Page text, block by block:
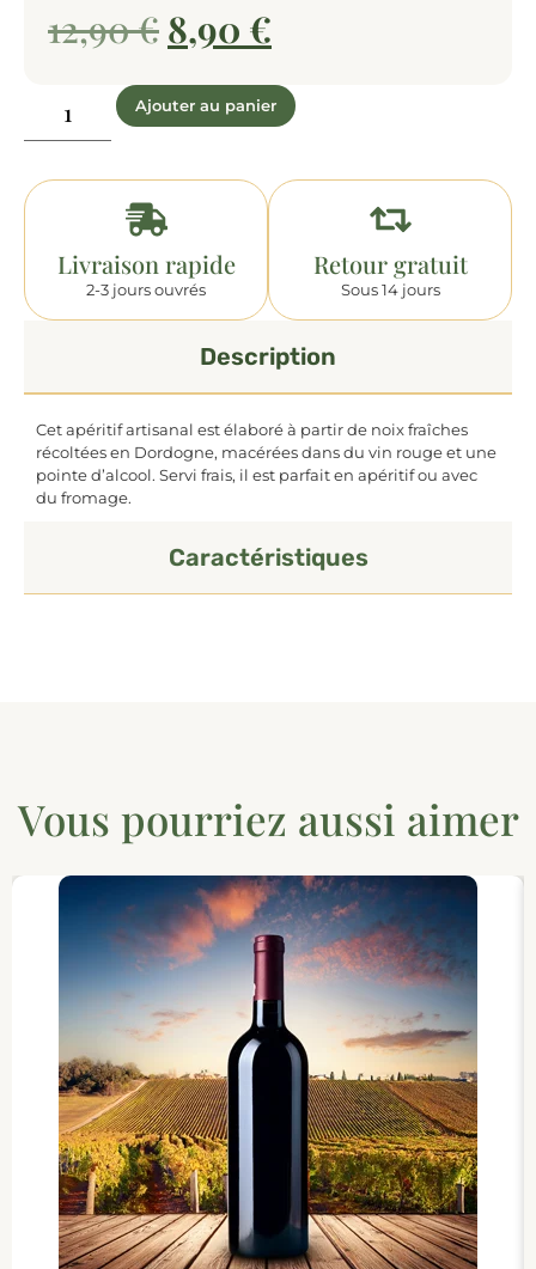
12,90€ 8,90 €
Ajouter au panier
Livraison rapide
2-3 jours ouvrés
Retour gratuit
Sous 14 jours
Description
Caractéristiques
Cet apéritif artisanal est élaboré à partir de noix fraîches
récoltées en Dordogne, macérées dans du vin rouge et une
pointe d’alcool. Servi frais, il est parfait en apéritif ou avec
du fromage.
Vous pourriez aussi aimer